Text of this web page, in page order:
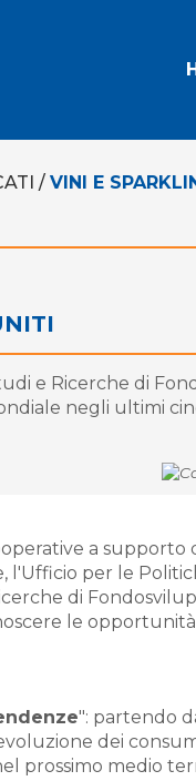
/ VINI E
e Ricerche di
negli ultimi
a supporto
l'Ufficio per le
di
le
": partendo
dei
prossimo medio